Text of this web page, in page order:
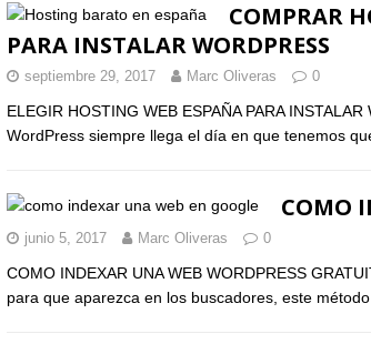
COMPRAR
PARA INSTALAR WORDPRESS
septiembre 29, 2017 Marc Oliveras 0
ELEGIR HOSTING WEB ESPAÑA PARA
WordPress siempre llega el día en que tenemos
COMO
junio 5, 2017 Marc Oliveras 0
COMO INDEXAR UNA WEB WORDPRESS
para que aparezca en los buscadores, este